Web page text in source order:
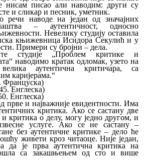
нисам писао али наводим: други су
и сликар и песник, уметник.
речи наводе на један од значајних
– аутентичност, односно
Невелику студију оставила
књижевница Исидора Секулић и у
Примери су бројни – дела.
студије „Проблем критике и
наводимо кратак одломак, узето на
аутентична критичара, са
каријерама.“
Француска)
Енглеска)
Енглеска)
прве и најважније евидентности. Има
критика. Ако се састану две
и критика о делу, могу једно другом, и
услуге. Ако се не састану –
без аутентичне критике – дело ће
живети кроз читаоце. Није један,
да је прва аутентична критика на
са закашњењем од сто и више